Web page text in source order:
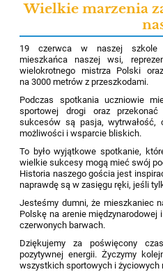
Wielkie marzenia
19 czerwca w naszej szkole
mieszkańca naszej wsi,
wielokrotnego mistrza Polski
na 3000 metrów z przeszkodami.
Podczas spotkania uczniowie
sportowej drogi oraz
sukcesów są pasja, wytrwałość,
możliwości i wsparcie bliskich.
To było wyjątkowe spotkanie,
wielkie sukcesy mogą mieć swój
Historia naszego gościa jest
naprawdę są w zasięgu ręki, jeśli
Jesteśmy dumni, że mieszkaniec
Polskę na arenie międzynarodowej
czerwonych barwach.
Dziękujemy za poświęcony
pozytywnej energii. Życzymy
wszystkich sportowych i życiowych